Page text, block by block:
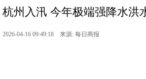
杭州入汛 今年极端强降水洪
2026-04-16 09:49:18 来源: 每日商报